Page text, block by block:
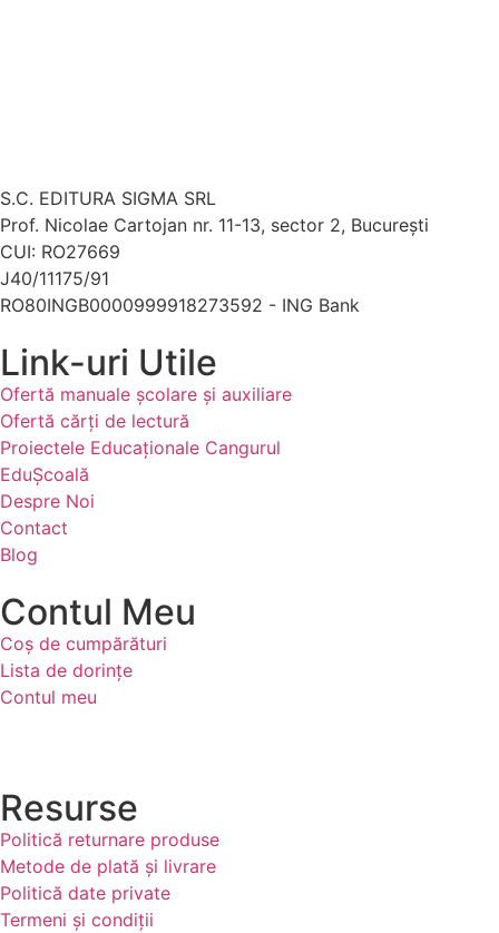
S.C. EDITURA SIGMA SRL
Prof. Nicolae Cartojan nr. 11-13, sector 2, București
CUI: RO27669
J40/11175/91
RO80INGB0000999918273592 - ING Bank
Link-uri Utile
Ofertă manuale şcolare şi auxiliare
Ofertă cărți de lectură
Proiectele Educaţionale Cangurul
EduȘcoală
Despre Noi
Contact
Blog
Contul Meu
Coș de cumpărături
Lista de dorințe
Contul meu
Resurse
Politică returnare produse
Metode de plată și livrare
Politică date private
Termeni și condiții